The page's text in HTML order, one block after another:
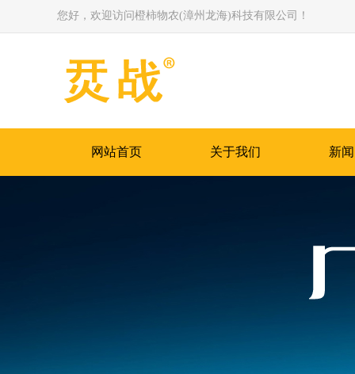
您好，欢迎访问橙柿物农(漳州龙海)科技有限公司！
网站首页 关于我们 新